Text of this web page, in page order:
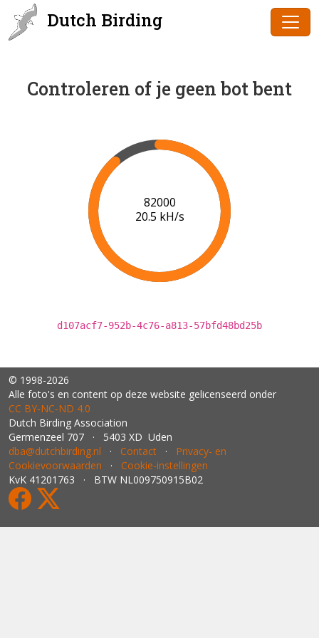
Dutch Birding
Controleren of je geen bot bent
84000
20.6 kH/s
d107acf7-952b-4c76-a813-57bfd48bd25b
© 1998-2026
Alle foto's en content op deze website gelicenseerd onder
CC BY‑NC‑ND 4.0
Dutch Birding Association
Germenzeel 707 · 5403 XD Uden
dba@dutchbirding.nl · Contact · Privacy- en
Cookievoorwaarden · Cookie-instellingen
KvK 41201763 · BTW NL009750915B02